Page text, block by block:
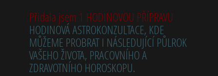
Přidala jsem 1 HODINOVOU PŘÍPRAVU
HODINOVÁ ASTROKONZULTACE, KDE
MŮŽEME PROBRAT I NÁSLEDUJÍCÍ PŮLROK
VAŠEHO ŽIVOTA, PRACOVNÍHO A
ZDRAVOTNÍHO HOROSKOPU.